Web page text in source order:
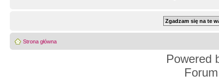
Strona główna
Powered